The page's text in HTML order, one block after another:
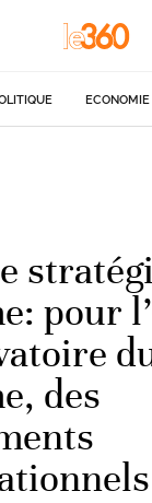
ECONOMIE
pour
des